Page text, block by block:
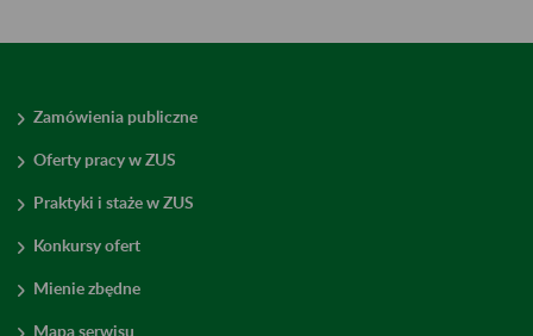
Zamówienia publiczne
Oferty pracy w ZUS
Praktyki i staże w ZUS
Konkursy ofert
Mienie zbędne
Mapa serwisu